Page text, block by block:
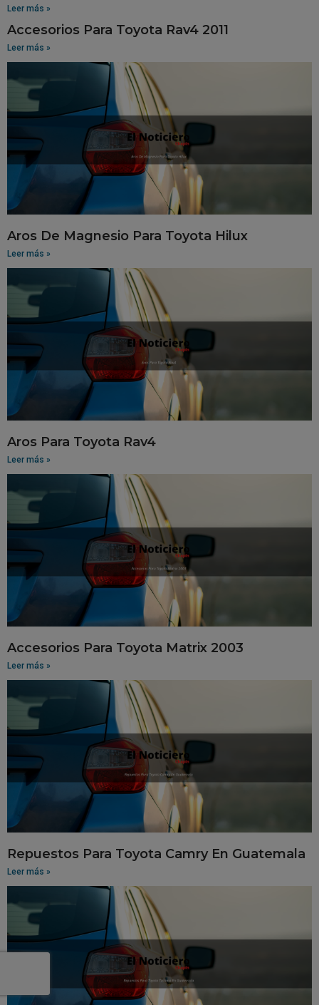
Leer más »
Accesorios Para Toyota Rav4 2011
Leer más »
Aros De Magnesio Para Toyota Hilux
Leer más »
Aros Para Toyota Rav4
Leer más »
Accesorios Para Toyota Matrix 2003
Leer más »
Repuestos Para Toyota Camry En Guatemala
Leer más »